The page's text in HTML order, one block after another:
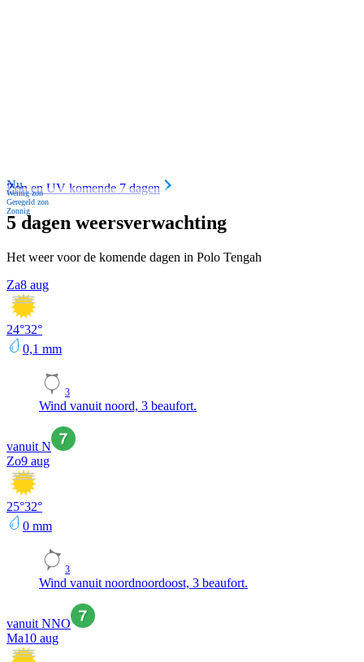
Nu
Weinig zon
Geregeld zon
Zonnig
Zon en UV komende 7 dagen
5 dagen weersverwachting
Het weer voor de komende dagen in Polo Tengah
Za8 aug
24°32°
0,1 mm
3
Wind vanuit noord, 3 beaufort.
vanuit N
Zo9 aug
25°32°
0 mm
3
Wind vanuit noordnoordoost, 3 beaufort.
vanuit NNO
Ma10 aug